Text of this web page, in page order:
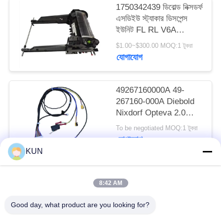
PRIVACY
POLICY
1750342439 ডিবোল্ড নিক্সডর্ফ
এসডিইউ স্ট্যাকার ডিসপেন্স
ইউনিট FL RL V6A
DN200/250/450 এটিএম
মেশিন
$1.00~$300.00 MOQ:1 টুকরা
যোগাযোগ
49267160000A 49-
267160-000A Diebold
Nixdorf Opteva 2.0
AFD সেন্সর লাইন প্ল্যাটফর্ম
ATM অংশ গ্রুপ
To be negotiated MOQ:1 টুকরা
যোগাযোগ
KUN
8:42 AM
Good day, what product are you looking for?